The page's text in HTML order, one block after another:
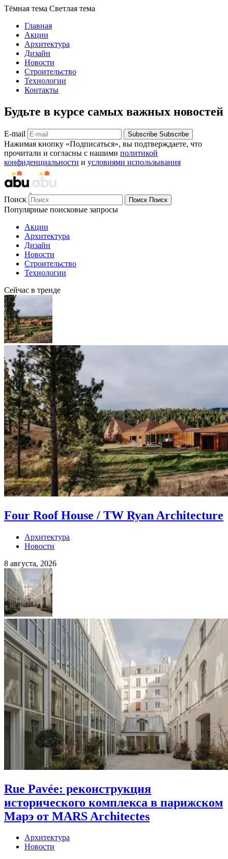
Тёмная тема Светлая тема
Главная
Акции
Архитектура
Дизайн
Новости
Строительство
Технологии
Контакты
Будьте в курсе самых важных новостей
E-mail Subscribe Subscribe
Нажимая кнопку «Подписаться», вы подтверждаете, что
прочитали и согласны с нашими политикой
конфиденциальности и условиями использывания
Поиск Поиск Поиск
Популярные поисковые запросы
Акции
Архитектура
Дизайн
Новости
Строительство
Технологии
Сейчас в тренде
Four Roof House / TW Ryan Architecture
Архитектура
Новости
8 августа, 2026
Rue Pavée: реконструкция
исторического комплекса в парижском
Марэ от MARS Architectes
Архитектура
Новости